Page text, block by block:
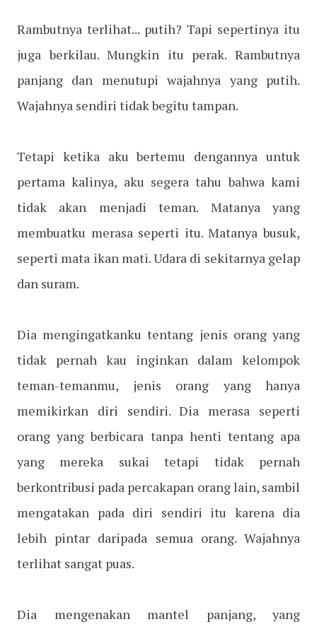
Rambutnya terlihat... putih? Tapi sepertinya itu
juga berkilau. Mungkin itu perak. Rambutnya
panjang dan menutupi wajahnya yang putih.
Wajahnya sendiri tidak begitu tampan.
Tetapi ketika aku bertemu dengannya untuk
pertama kalinya, aku segera tahu bahwa kami
tidak akan menjadi teman. Matanya yang
membuatku merasa seperti itu. Matanya busuk,
seperti mata ikan mati. Udara di sekitarnya gelap
dan suram.
Dia mengingatkanku tentang jenis orang yang
tidak pernah kau inginkan dalam kelompok
teman-temanmu, jenis orang yang hanya
memikirkan diri sendiri. Dia merasa seperti
orang yang berbicara tanpa henti tentang apa
yang mereka sukai tetapi tidak pernah
berkontribusi pada percakapan orang lain, sambil
mengatakan pada diri sendiri itu karena dia
lebih pintar daripada semua orang. Wajahnya
terlihat sangat puas.
Dia mengenakan mantel panjang, yang